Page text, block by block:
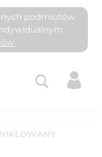
podmiotów
.